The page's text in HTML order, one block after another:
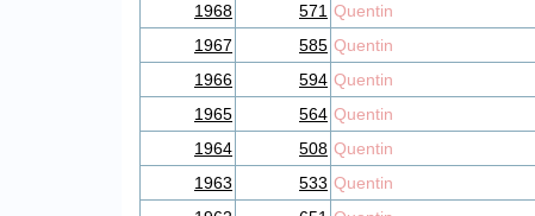
1968
571 Quentin
1967
585 Quentin
1966
594 Quentin
1965
564 Quentin
1964
508 Quentin
1963
533 Quentin